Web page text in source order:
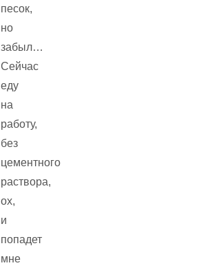
песок,
но
забыл…
Сейчас
еду
на
работу,
без
цементного
раствора,
ох,
и
попадет
мне